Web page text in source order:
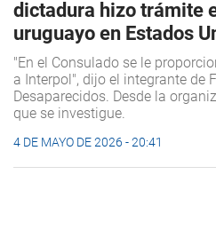
dictadura hizo trámite
uruguayo en Estados
"En el Consulado se le
a Interpol", dijo el integrante de
Desaparecidos. Desde la
que se investigue.
4 DE MAYO DE 2026 - 20:41